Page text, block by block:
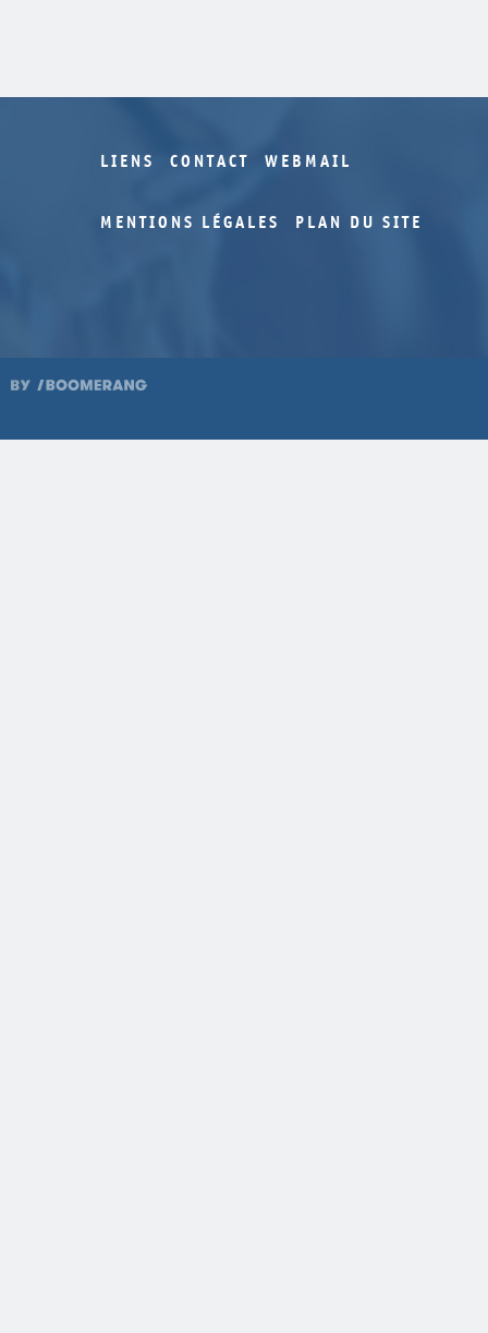
LIENS CONTACT WEBMAIL
MENTIONS LÉGALES PLAN DU SITE